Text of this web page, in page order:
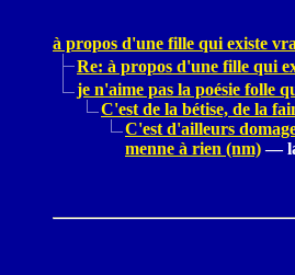
à propos d'une fille qui existe
Re: à propos d'une fille qui
je n'aime pas la poésie folle
C'est de la bétise, de la
C'est d'ailleurs
menne à rien (nm) —